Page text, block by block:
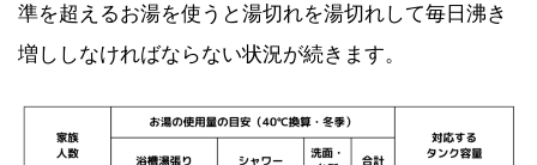
準を超えるお湯を使うと湯切れを湯切れして毎日沸き
増ししなければならない状況が続きます。